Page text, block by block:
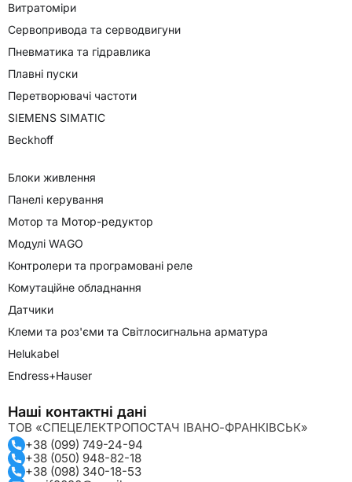
Витратоміри
Сервопривода та серводвигуни
Пневматика та гідравлика
Плавні пуски
Перетворювачі частоти
SIEMENS SIMATIC
Beckhoff
Блоки живлення
Панелі керування
Мотор та Мотор-редуктор
Модулі WAGO
Контролери та програмовані реле
Комутаційне обладнання
Датчики
Клеми та роз'єми та Світлосигнальна арматура
Helukabel
Endress+Hauser
Наші контактні дані
ТОВ «СПЕЦЕЛЕКТРОПОСТАЧ ІВАНО-ФРАНКІВСЬК»
+38 (099) 749-24-94
+38 (050) 948-82-18
+38 (098) 340-18-53